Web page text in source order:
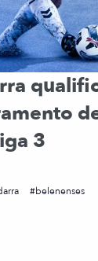
3
belenenses